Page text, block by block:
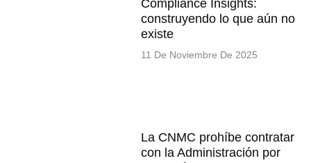
Compliance Insights:
construyendo lo que aún no
existe
11 De Noviembre De 2025
La CNMC prohíbe contratar
con la Administración por